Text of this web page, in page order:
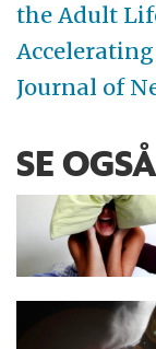
the Adult
Journal of
SE OGSÅ